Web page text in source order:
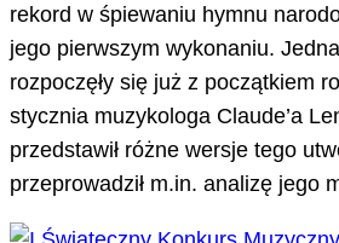
rekord w śpiewaniu hymnu
jego pierwszym wykonaniu.
rozpoczęły się już z początkiem
stycznia muzykologa Claude’a
przedstawił różne wersje tego
przeprowadził m.in. analizę jego